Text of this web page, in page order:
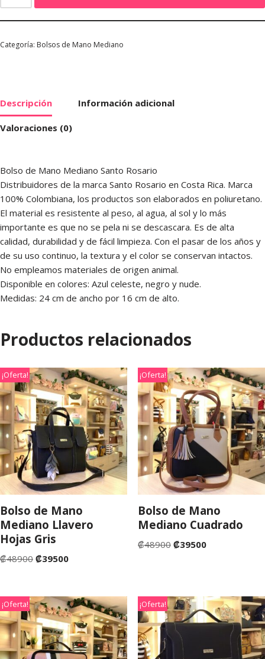
Categoría: Bolsos de Mano Mediano
Descripción Información adicional
Valoraciones (0)
Bolso de Mano Mediano Santo Rosario
Distribuidores de la marca Santo Rosario en Costa Rica. Marca
100% Colombiana, los productos son elaborados en poliuretano.
El material es resistente al peso, al agua, al sol y lo más
importante es que no se pela ni se descascara. Es de alta
calidad, durabilidad y de fácil limpieza. Con el pasar de los años y
de su uso continuo, la textura y el color se conservan intactos.
No empleamos materiales de origen animal.
Disponible en colores: Azul celeste, negro y nude.
Medidas: 24 cm de ancho por 16 cm de alto.
Productos relacionados
¡Oferta!
Bolso de Mano
Mediano Llavero
Hojas Gris
₡48900 ₡39500
¡Oferta!
Bolso de Mano
Mediano Cuadrado
₡48900 ₡39500
¡Oferta! ¡Oferta!